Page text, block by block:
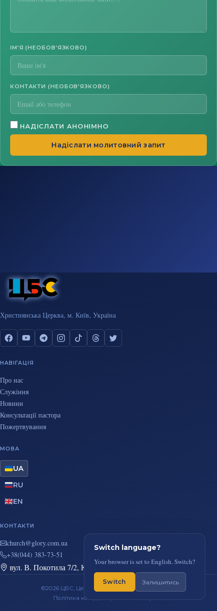
ІМ'Я (НЕОБОВ'ЯЗКОВО)
КОНТАКТИ (НЕОБОВ'ЯЗКОВО)
НАДІСЛАТИ АНОНІМНО
Надіслати молитовний запит
Християнська Церква, м. Київ, Україна
НАВІГАЦІЯ
Про нас
Служіння
Новини
Консультації пастора
Пожертвування
МОВА
UA
RU
EN
КОНТАКТИ
au.moc.yrolg@hcruhc
+38(044) 383-73-51
вул. В. Покотила 7/2, Київ
©2026 ЦБС, Церква Повного Євангелія, м. Київ
Політика конфіденційності
Switch language?
Your browser is set to English. Switch?
Switch Залишитись